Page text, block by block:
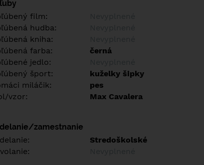
film:
hudba:
kniha:
farba:
černá
jedlo:
šport:
kuželky šipky
miláčik:
pes
vzor:
Max Cavalera
zamestnanie
Stredoškolské